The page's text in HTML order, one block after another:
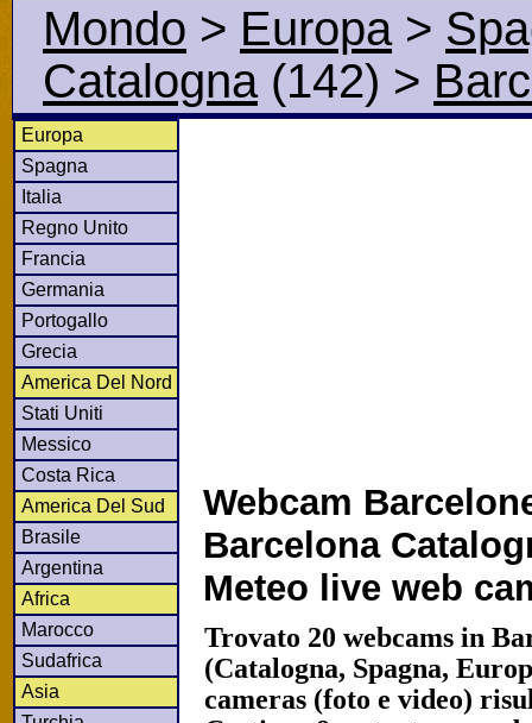
Mondo > Europa>
Catalogna(142) >
Europa
Spagna
Italia
Regno Unito
Francia
Germania
Portogallo
Grecia
America Del Nord
Stati Uniti
Messico
Costa Rica
America Del Sud
Brasile
Argentina
Africa
Marocco
Sudafrica
Asia
Webcam
Barcelona
Meteo live web
Trovato 20 webcams in
(Catalogna, Spagna,
cameras (foto e video)